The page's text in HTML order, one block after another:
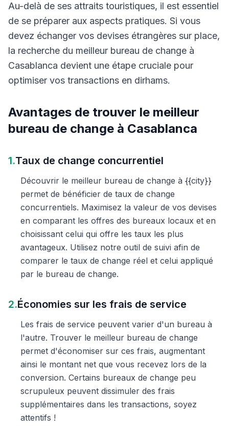
Au-delà de ses attraits touristiques, il est essentiel
de se préparer aux aspects pratiques. Si vous
devez échanger vos devises étrangères sur place,
la recherche du meilleur bureau de change à
Casablanca devient une étape cruciale pour
optimiser vos transactions en dirhams.
Avantages de trouver le meilleur
bureau de change à Casablanca
1.Taux de change concurrentiel
Découvrir le meilleur bureau de change à {{city}}
permet de bénéficier de taux de change
concurrentiels. Maximisez la valeur de vos devises
en comparant les offres des bureaux locaux et en
choisissant celui qui offre les taux les plus
avantageux. Utilisez notre outil de suivi afin de
comparer le taux de change réel et celui appliqué
par le bureau de change.
2.Économies sur les frais de service
Les frais de service peuvent varier d'un bureau à
l'autre. Trouver le meilleur bureau de change
permet d'économiser sur ces frais, augmentant
ainsi le montant net que vous recevez lors de la
conversion. Certains bureaux de change peu
scrupuleux peuvent dissimuler des frais
supplémentaires dans les transactions, soyez
attentifs !